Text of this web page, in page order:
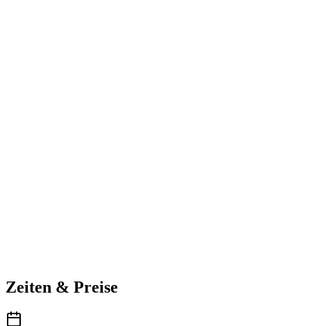
Zeiten & Preise